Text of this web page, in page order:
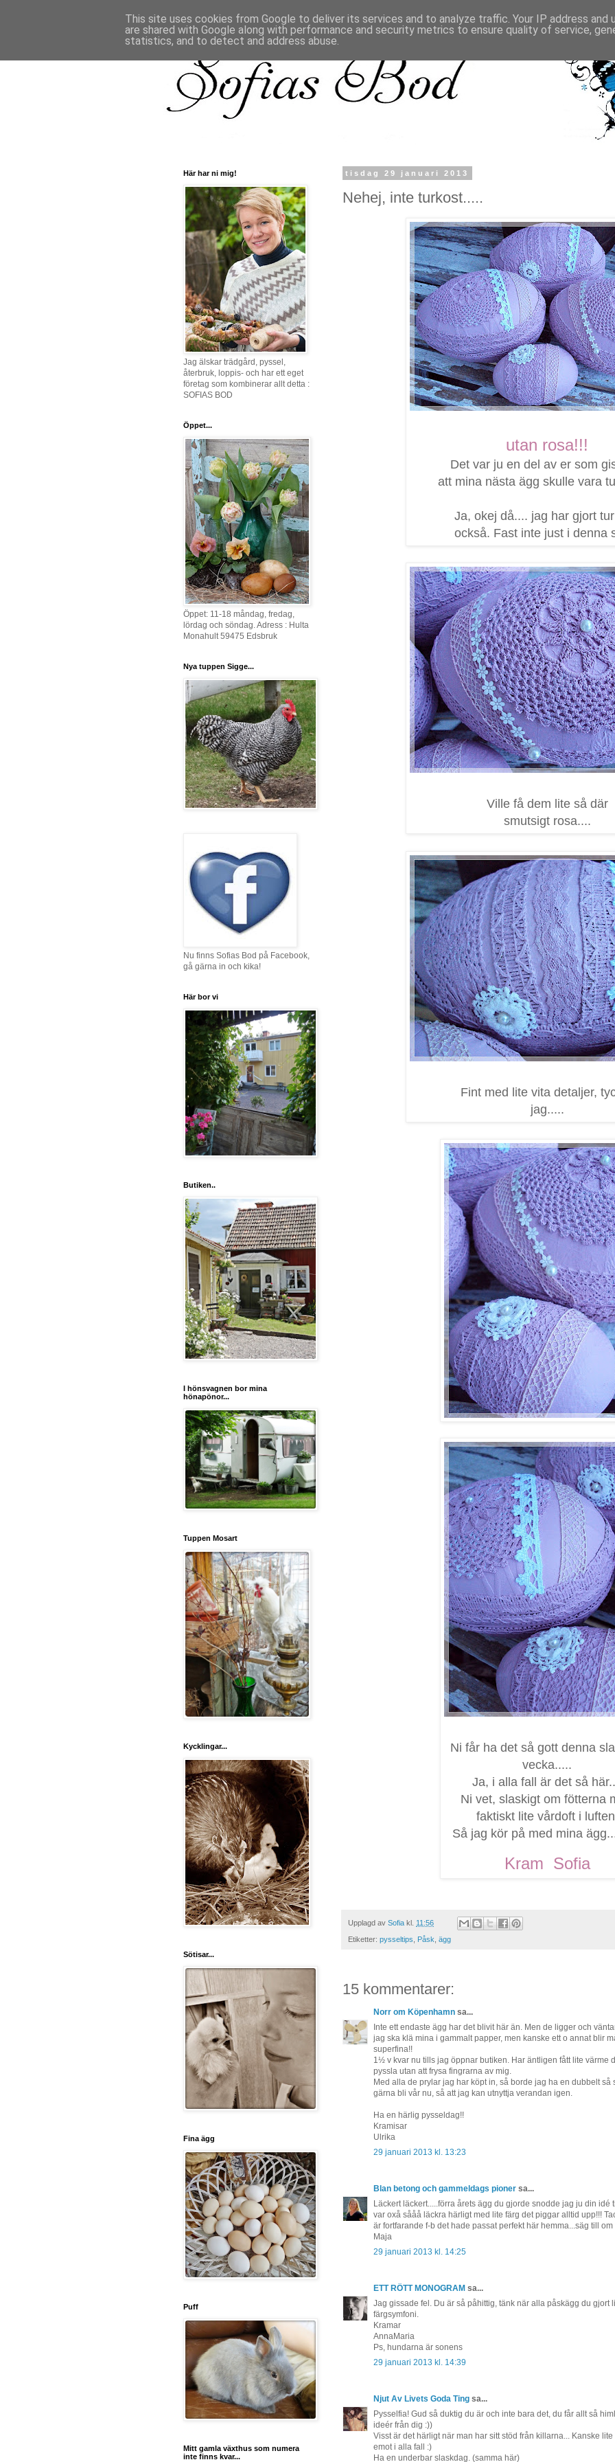
tisdag 29 januari 2013
Nehej, inte turkost.....
utan rosa!!!
Det var ju en del av er som
att mina nästa ägg skulle vara
Ja, okej då.... jag har gjort
också. Fast inte just i denna
Ville få dem lite så där
smutsigt rosa....
Fint med lite vita detaljer,
jag.....
Ni får ha det så gott denna
vecka.....
Ja, i alla fall är det så
Ni vet, slaskigt om fötterna
faktiskt lite vårdoft i
Så jag kör på med mina
Kram Sofia
Upplagd av Sofia kl. 11:56
Etiketter: pysseltips, Påsk, ägg
15 kommentarer:
Norr om Köpenhamn sa...
Inte ett endaste ägg har det blivit här än. Men de ligger och
jag ska klä mina i gammalt papper, men kanske ett o annat blir
superfina!!
1½ v kvar nu tills jag öppnar butiken. Har äntligen fått lite värme
pyssla utan att frysa fingrarna av mig.
Med alla de prylar jag har köpt in, så borde jag ha en dubbelt så
gärna bli vår nu, så att jag kan utnyttja verandan igen.
Ha en härlig pysseldag!!
Kramisar
Ulrika
29 januari 2013 kl. 13:23
Blan betong och gammeldags pioner sa...
Läckert läckert.....förra årets ägg du gjorde snodde jag ju din idé
var oxå sååå läckra härligt med lite färg det piggar alltid upp!!!
är fortfarande f-b det hade passat perfekt här hemma...säg till
Maja
29 januari 2013 kl. 14:25
ETT RÖTT MONOGRAM sa...
Jag gissade fel. Du är så påhittig, tänk när alla påskägg du gjort
färgsymfoni.
Kramar
AnnaMaria
Ps, hundarna är sonens
29 januari 2013 kl. 14:39
Njut Av Livets Goda Ting sa...
Pysselfia! Gud så duktig du är och inte bara det, du får allt så
ideér från dig :))
Visst är det härligt när man har sitt stöd från killarna... Kanske
emot i alla fall :)
Ha en underbar slaskdag. (samma här)
Här har ni mig!
Jag älskar trädgård, pyssel,
återbruk, loppis- och har ett eget
företag som kombinerar allt detta :
SOFIAS BOD
Öppet...
Öppet: 11-18 måndag, fredag,
lördag och söndag. Adress : Hulta
Monahult 59475 Edsbruk
Nya tuppen Sigge...
Nu finns Sofias Bod på Facebook,
gå gärna in och kika!
Här bor vi
Butiken..
I hönsvagnen bor mina
hönapönor...
Tuppen Mosart
Kycklingar...
Sötisar...
Fina ägg
Puff
Mitt gamla växthus som numera
inte finns kvar...
This site uses cookies from Google to deliver its services and to analyze traffic. Your IP address and
are shared with Google along with performance and security metrics to ensure quality of service,
statistics, and to detect and address abuse.